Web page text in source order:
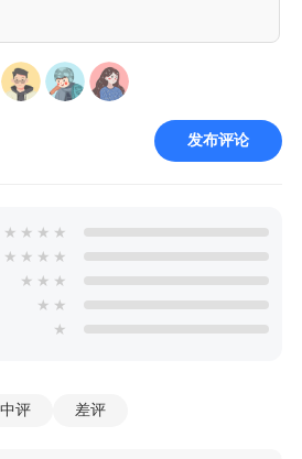
发布评论
★ ★ ★ ★
★ ★ ★ ★
★ ★ ★
★ ★
★
中评 差评